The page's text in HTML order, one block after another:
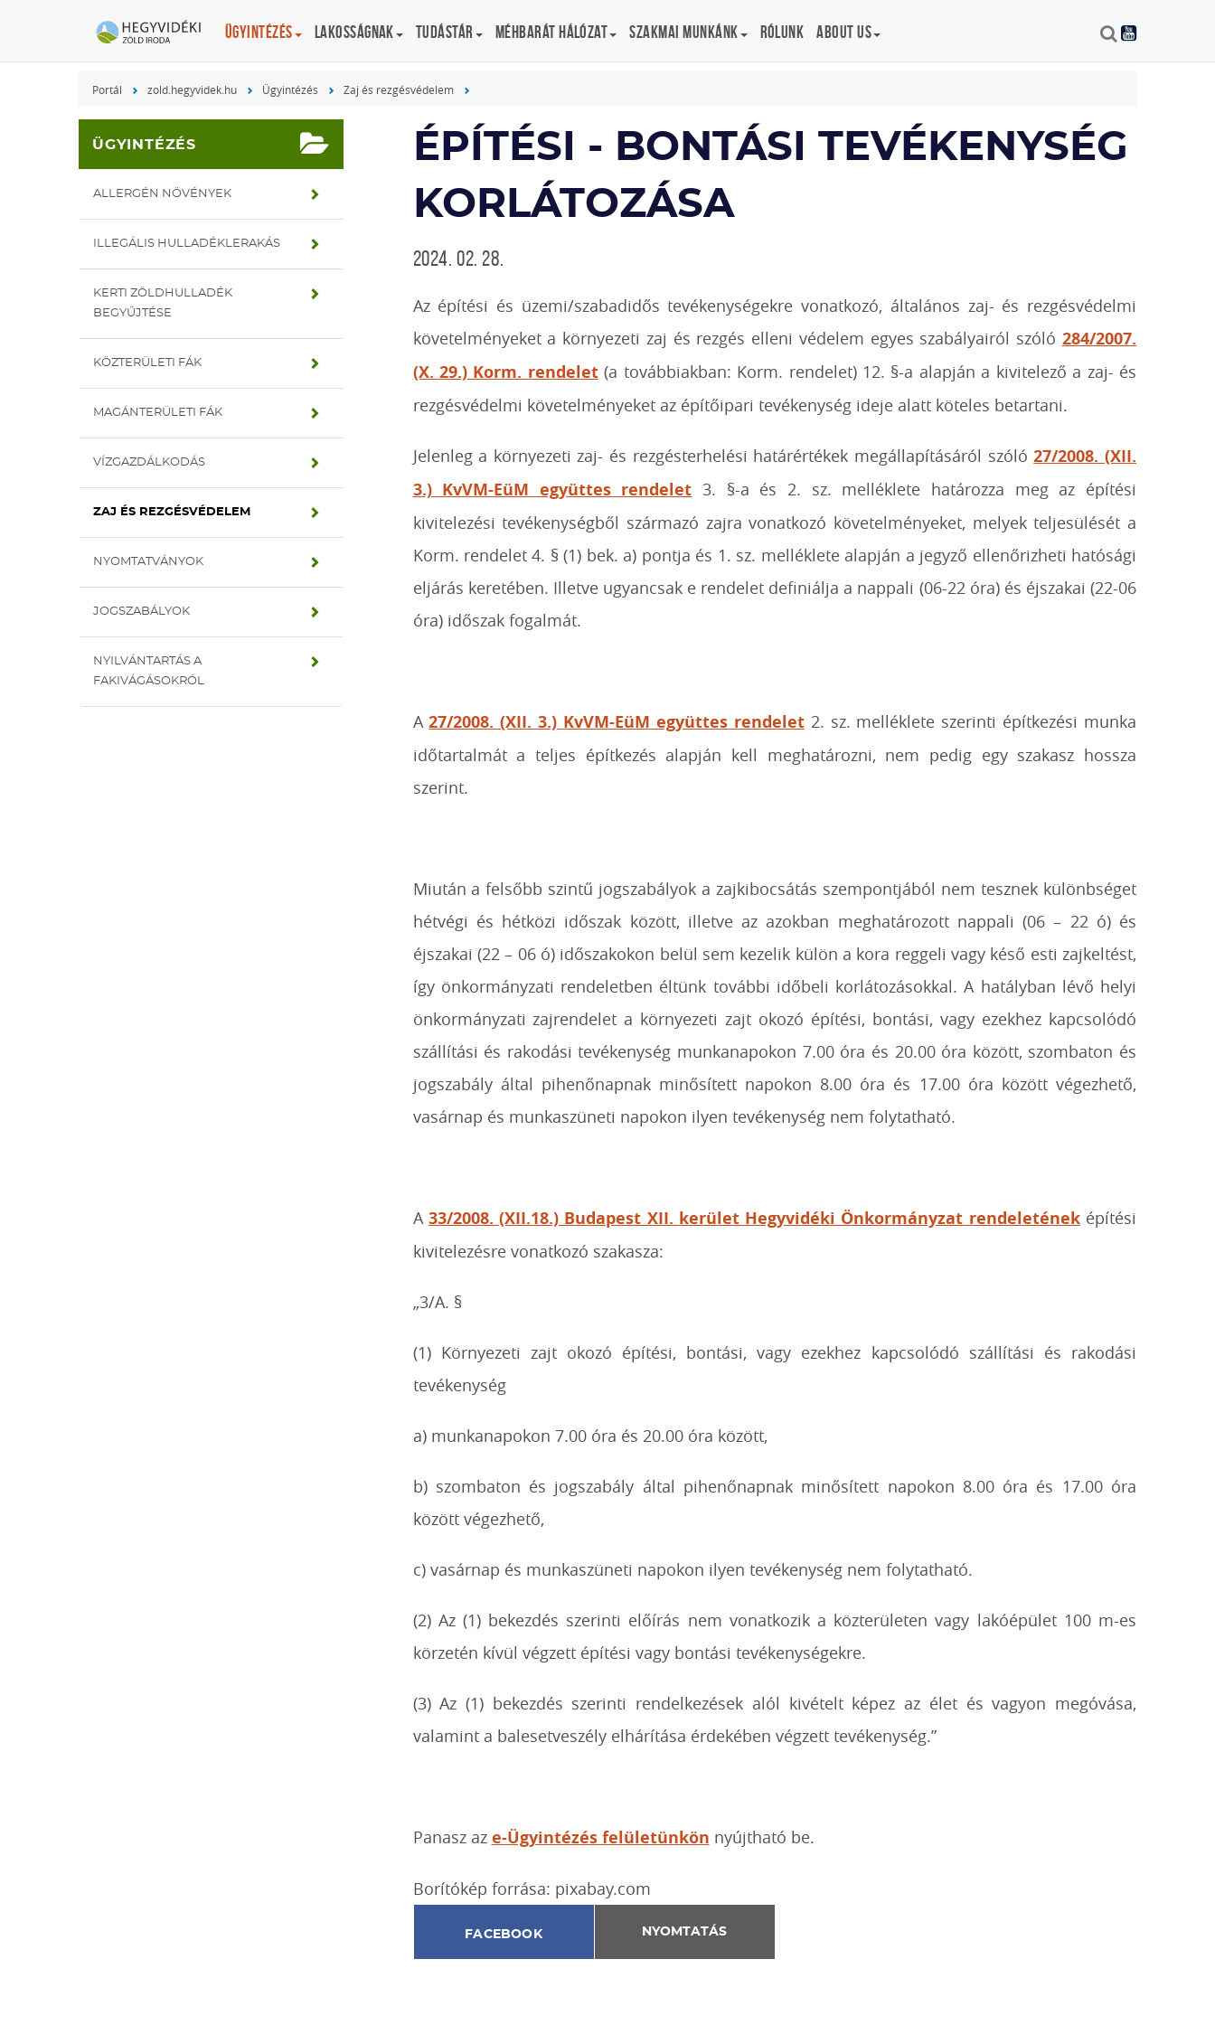
Ügyintézés Lakosságnak Tudástár Méhbarát Hálózat Szakmai munkánk Rólunk About us
Portál zold.hegyvidek.hu Ügyintézés Zaj és rezgésvédelem
ÜGYINTÉZÉS
ALLERGÉN NÖVÉNYEK
ILLEGÁLIS HULLADÉKLERAKÁS
KERTI ZÖLDHULLADÉK
BEGYŰJTÉSE
KÖZTERÜLETI FÁK
MAGÁNTERÜLETI FÁK
VÍZGAZDÁLKODÁS
ZAJ ÉS REZGÉSVÉDELEM
NYOMTATVÁNYOK
JOGSZABÁLYOK
NYILVÁNTARTÁS A
FAKIVÁGÁSOKRÓL
ÉPÍTÉSI - BONTÁSI TEVÉKENYSÉG
KORLÁTOZÁSA
2024. 02. 28.
Az építési és üzemi/szabadidős tevékenységekre vonatkozó, általános zaj- és rezgésvédelmi
követelményeket a környezeti zaj és rezgés elleni védelem egyes szabályairól szóló 284/2007.
(X. 29.) Korm. rendelet(a továbbiakban: Korm. rendelet) 12. §-a alapján a kivitelező a zaj- és
rezgésvédelmi követelményeket az építőipari tevékenység ideje alatt köteles betartani.
Jelenleg a környezeti zaj- és rezgésterhelési határértékek megállapításáról szóló27/2008. (XII.
3.) KvVM-EüM együttes rendelet 3. §-a és 2. sz. melléklete határozza meg az építési
kivitelezési tevékenységből származó zajra vonatkozó követelményeket, melyek teljesülését a
Korm. rendelet 4. § (1) bek. a) pontja és 1. sz. melléklete alapján a jegyző ellenőrizheti hatósági
eljárás keretében. Illetve ugyancsak e rendelet definiálja a nappali (06-22 óra) és éjszakai (22-06
óra) időszak fogalmát.
A27/2008. (XII. 3.) KvVM-EüM együttes rendelet2. sz. melléklete szerinti építkezési munka
időtartalmát a teljes építkezés alapján kell meghatározni, nem pedig egy szakasz hossza
szerint.
Miután a felsőbb szintű jogszabályok a zajkibocsátás szempontjából nem tesznek különbséget
hétvégi és hétközi időszak között, illetve az azokban meghatározott nappali (06 – 22 ó) és
éjszakai (22 – 06 ó) időszakokon belül sem kezelik külön a kora reggeli vagy késő esti zajkeltést,
így önkormányzati rendeletben éltünk további időbeli korlátozásokkal. A hatályban lévő helyi
önkormányzati zajrendelet a környezeti zajt okozó építési, bontási, vagy ezekhez kapcsolódó
szállítási és rakodási tevékenység munkanapokon 7.00 óra és 20.00 óra között, szombaton és
jogszabály által pihenőnapnak minősített napokon 8.00 óra és 17.00 óra között végezhető,
vasárnap és munkaszüneti napokon ilyen tevékenység nem folytatható.
A 33/2008. (XII.18.) Budapest XII. kerület Hegyvidéki Önkormányzat rendeleténeképítési
kivitelezésre vonatkozó szakasza:
„3/A. §
(1) Környezeti zajt okozó építési, bontási, vagy ezekhez kapcsolódó szállítási és rakodási
tevékenység
a) munkanapokon 7.00 óra és 20.00 óra között,
b) szombaton és jogszabály által pihenőnapnak minősített napokon 8.00 óra és 17.00 óra
között végezhető,
c) vasárnap és munkaszüneti napokon ilyen tevékenység nem folytatható.
(2) Az (1) bekezdés szerinti előírás nem vonatkozik a közterületen vagy lakóépület 100 m-es
körzetén kívül végzett építési vagy bontási tevékenységekre.
(3) Az (1) bekezdés szerinti rendelkezések alól kivételt képez az élet és vagyon megóvása,
valamint a balesetveszély elhárítása érdekében végzett tevékenység.”
Panasz az e-Ügyintézés felületünkön nyújtható be.
Borítókép forrása: pixabay.com
FACEBOOK NYOMTATÁS